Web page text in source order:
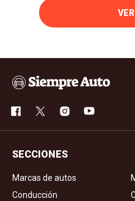
SECCIONES
Marcas de autos
Conducción